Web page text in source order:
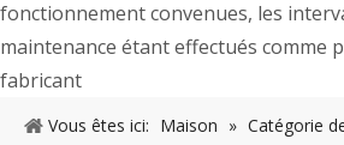
fonctionnement convenues, les
maintenance étant effectués comme
fabricant
Vous êtes ici: Maison » Catégorie